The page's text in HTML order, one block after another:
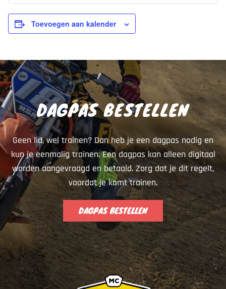
Toevoegen aan kalender
DAGPAS BESTELLEN
Geen lid, wel trainen? Dan heb je een dagpas nodig en
kun je eenmalig trainen. Een dagpas kan alleen digitaal
worden aangevraagd en betaald. Zorg dat je dit regelt,
voordat je komt trainen.
DAGPAS BESTELLEN